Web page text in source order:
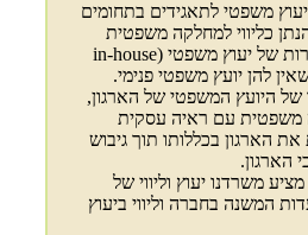
משפטי לתאגידים בתחומים
כליווי למחלקה משפטית
קיימת בארגון, או כשירות של יעוץ משפטי (in-house
של היועץ המשפטי של הארגון,
משפטית עם ראיה עסקית
הארגון בכללותו תוך גיבוש
הארגון.
משרדנו יעוץ וליווי של
המשנה בחברה וליווי ביעוץ